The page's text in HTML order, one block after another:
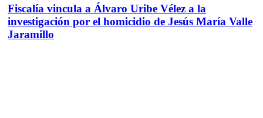
Fiscalía vincula a Álvaro Uribe Vélez a la
investigación por el homicidio de Jesús María Valle
Jaramillo